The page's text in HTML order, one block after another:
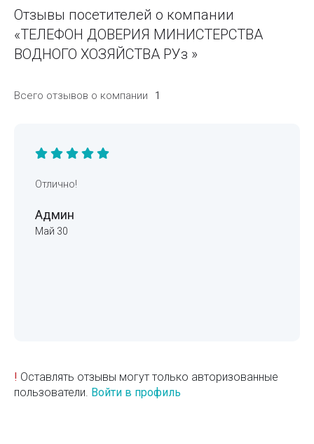
Отзывы посетителей о компании
«ТЕЛЕФОН ДОВЕРИЯ МИНИСТЕРСТВА
ВОДНОГО ХОЗЯЙСТВА РУз »
Всего отзывов о компании 1
Отлично!
Админ
Май 30
! Оставлять отзывы могут только авторизованные
пользователи. Войти в профиль